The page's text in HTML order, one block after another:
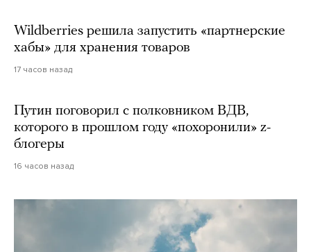
Wildberries решила запустить «партнерские
хабы» для хранения товаров
17 часов назад
Путин поговорил с полковником ВДВ,
которого в прошлом году «похоронили» z-
блогеры
16 часов назад